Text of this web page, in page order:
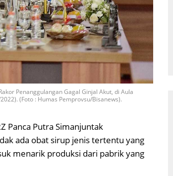
Penanggulangan Gagal Ginjal Akut, di Aula
(Foto : Humas Pemprovsu/Bisanews).
Panca Putra Simanjuntak
ada obat sirup jenis tertentu yang
menarik produksi dari pabrik yang